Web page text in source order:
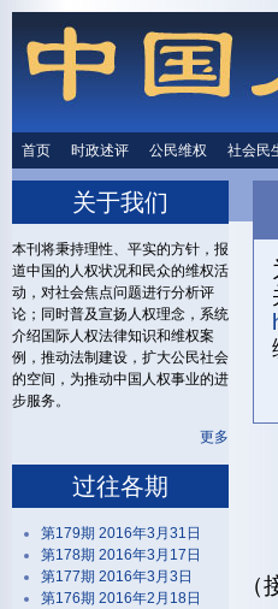
首页 时政述评 公民维权 社会民
（
关于我们
本刊将秉持理性、平实的方针，报
道中国的人权状况和民众的维权活
动，对社会焦点问题进行分析评
论；同时普及宣扬人权理念，系统
介绍国际人权法律知识和维权案
例，推动法制建设，扩大公民社会
的空间，为推动中国人权事业的进
步服务。
更多
过往各期
第179期 2016年3月31日
第178期 2016年3月17日
第177期 2016年3月3日
第176期 2016年2月18日
时政述评 公民维权 社